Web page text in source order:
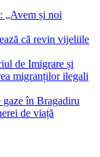
„Avem și noi
că revin vijeliile
de Imigrare și
migranților ilegali
gaze în Bragadiru
de viață